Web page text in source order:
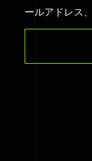
ールアドレス